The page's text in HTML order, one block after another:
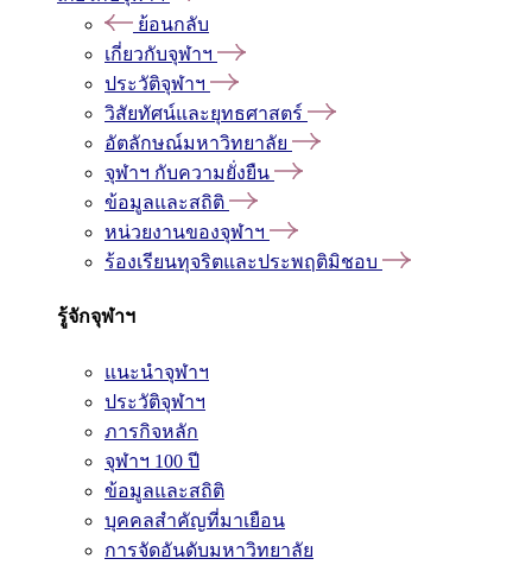
ย้อนกลับ
เกี่ยวกับจุฬาฯ
ประวัติจุฬาฯ
วิสัยทัศน์และยุทธศาสตร์
อัตลักษณ์มหาวิทยาลัย
จุฬาฯ กับความยั่งยืน
ข้อมูลและสถิติ
หน่วยงานของจุฬาฯ
ร้องเรียนทุจริตและประพฤติมิชอบ
รู้จักจุฬาฯ
แนะนำจุฬาฯ
ประวัติจุฬาฯ
ภารกิจหลัก
จุฬาฯ 100 ปี
ข้อมูลและสถิติ
บุคคลสำคัญที่มาเยือน
การจัดอันดับมหาวิทยาลัย